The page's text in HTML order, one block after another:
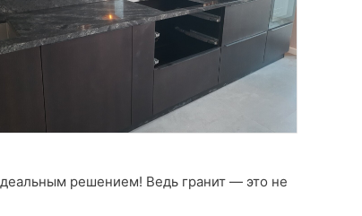
решением! Ведь гранит — это не